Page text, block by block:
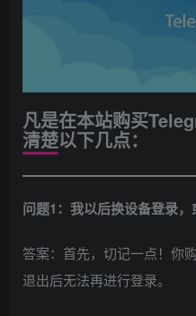
凡是在本站购买
清楚以下几点：
问题1：我以后换设备登录，
答案：首先，切记一点！你
退出后无法再进行登录。